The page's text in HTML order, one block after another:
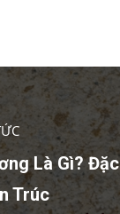
Là Gì?
Trúc